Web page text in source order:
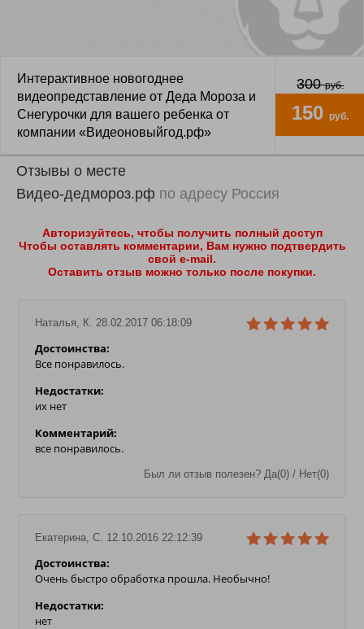
Подробнее
821 купон
продано
Интерактивное новогоднее
видеопредставление от Деда Мороза и
Снегурочки для вашего ребенка от
компании «Видеоновыйгод.рф»
300руб.
150 руб.
Отзывы о месте
Видео-дедмороз.рф по адресу Россия
Авторизуйтесь, чтобы получить полный доступ
Чтобы оставлять комментарии, Вам нужно подтвердить
свой e-mail.
Оставить отзыв можно только после покупки.
Наталья, К. 28.02.2017 06:18:09
Достоинства:
Все понравилось.
Недостатки:
их нет
Комментарий:
все понравилось.
Был ли отзыв полезен? Да(0) / Нет(0)
Екатерина, С. 12.10.2016 22:12:39
Достоинства:
Очень быстро обработка прошла. Необычно!
Недостатки:
нет